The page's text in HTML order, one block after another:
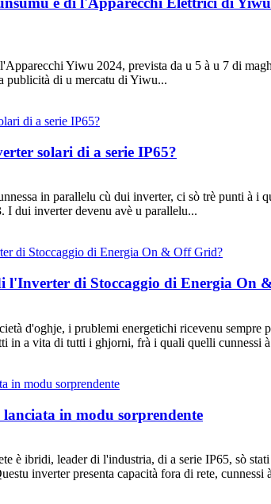
Yiwu 2024, prevista da u 5 à u 7 di
publicità di u mercatu di Yiwu...
solari di a serie IP65?
in parallelu cù dui inverter, ci sò trè punti à
I dui inverter devenu avè u parallelu...
l'Inverter di Stoccaggio di Energia On
i prublemi energetichi ricevenu sempre più
in a vita di tutti i ghjorni, frà i quali quelli cunnessi à
in modu sorprendente
è ibridi, leader di l'industria, di a serie IP65, sò
inverter presenta capacità fora di rete, cunnessi